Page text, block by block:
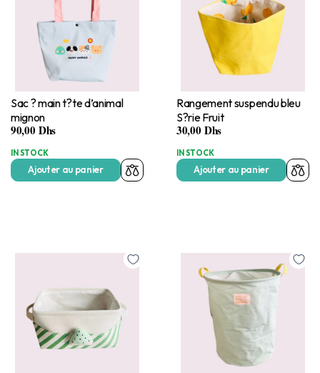
Sac ? main t?te d’animal
mignon
90,00Dhs
IN STOCK
Ajouter au panier
Rangement suspendu bleu
S?rie Fruit
30,00Dhs
IN STOCK
Ajouter au panier